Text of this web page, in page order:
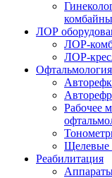
комбайны
ЛОР
ЛОР-
ЛОР-
Офтальмология
Рабочее
Щелевые
Реабилитация